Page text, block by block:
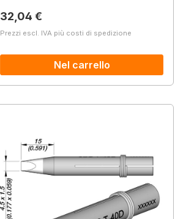
Prezzo normale:
32,04 €
Prezzi escl. IVA più costi di spedizione
Nel carrello